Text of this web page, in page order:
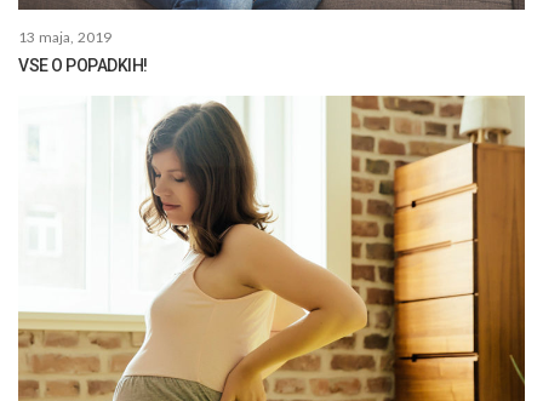
13 maja, 2019
VSE O POPADKIH!